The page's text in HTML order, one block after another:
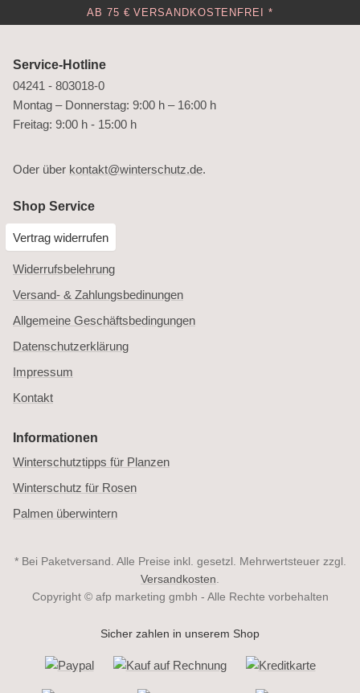
AB 75 € VERSANDKOSTENFREI *
Service-Hotline
04241 - 803018-0
Montag – Donnerstag: 9:00 h – 16:00 h
Freitag: 9:00 h - 15:00 h
Oder über kontakt@winterschutz.de.
Shop Service
Vertrag widerrufen
Widerrufsbelehrung
Versand- & Zahlungsbedinungen
Allgemeine Geschäftsbedingungen
Datenschutzerklärung
Impressum
Kontakt
Informationen
Winterschutztipps für Planzen
Winterschutz für Rosen
Palmen überwintern
* Bei Paketversand. Alle Preise inkl. gesetzl. Mehrwertsteuer zzgl.
Versandkosten
Copyright © afp marketing gmbh - Alle Rechte vorbehalten
Sicher zahlen in unserem Shop